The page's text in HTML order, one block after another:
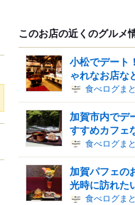
このお店の近くのグルメ
小松でデート
ゃれなお店な
食べログま
加賀市内でデ
すすめカフェ
食べログま
加賀パフェの
光時に訪れた
食べログま